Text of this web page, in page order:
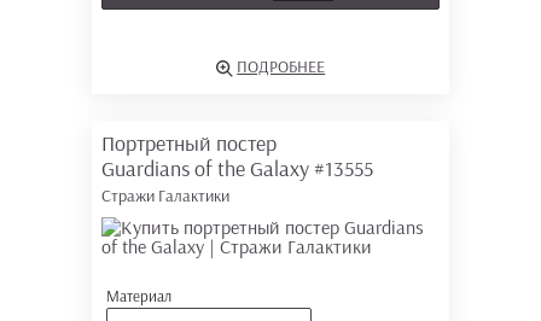
ПОДРОБНЕЕ
Портретный постер
Guardians of the Galaxy #13555
Стражи Галактики
Материал